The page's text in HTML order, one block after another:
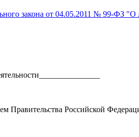
закона от 04.05.2011 № 99-ФЗ
Правительства Российской